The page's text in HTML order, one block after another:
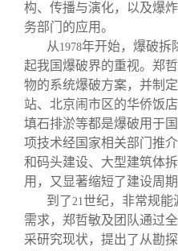
构、传播与演化，以及爆
务部门的应用。
从1978年开始，爆破拆
起我国爆破界的重视。郑
物的系统爆破方案，并制
站、北京闹市区的华侨饭
填石排淤等都是爆破用于
项技术经国家相关部门推
和码头建设、大型建筑体
用，又显著缩短了建设周期
到了 21世纪，非常规能
需求，郑哲敏及团队通过
采研究现状，提出了从勘